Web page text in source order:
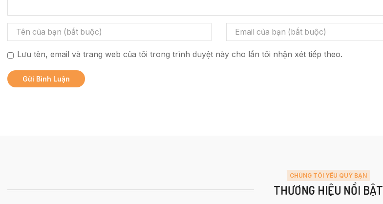
Lưu tên, email và trang web của tôi trong trình duyệt này cho lần tôi nhận xét tiếp theo.
CHÚNG TÔI YÊU QUÝ BẠN
THƯƠNG HIỆU NỔI BẬT